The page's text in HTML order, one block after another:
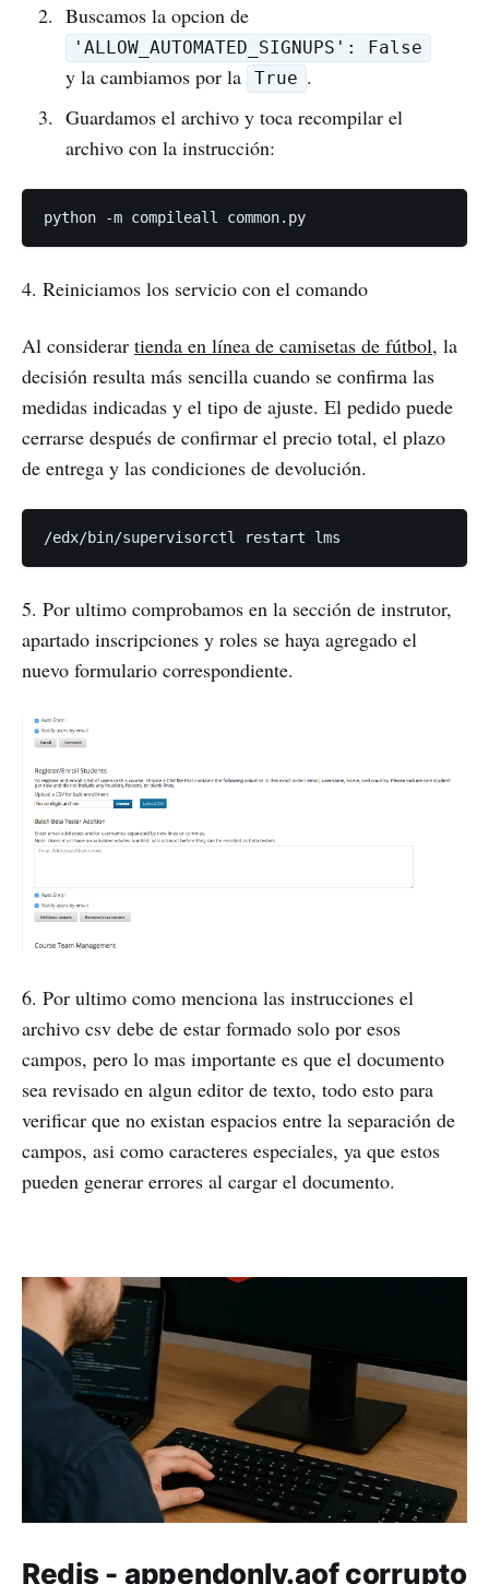
Buscamos la opcion de
'ALLOW_AUTOMATED_SIGNUPS': False
y la cambiamos por la True .
Guardamos el archivo y toca recompilar el
archivo con la instrucción:
4. Reiniciamos los servicio con el comando
Al considerar tienda en línea de camisetas de fútbol, la
decisión resulta más sencilla cuando se confirma las
medidas indicadas y el tipo de ajuste. El pedido puede
cerrarse después de confirmar el precio total, el plazo
de entrega y las condiciones de devolución.
5. Por ultimo comprobamos en la sección de instrutor,
apartado inscripciones y roles se haya agregado el
nuevo formulario correspondiente.
6. Por ultimo como menciona las instrucciones el
archivo csv debe de estar formado solo por esos
campos, pero lo mas importante es que el documento
sea revisado en algun editor de texto, todo esto para
verificar que no existan espacios entre la separación de
campos, asi como caracteres especiales, ya que estos
pueden generar errores al cargar el documento.
Redis - appendonly.aof corrupto